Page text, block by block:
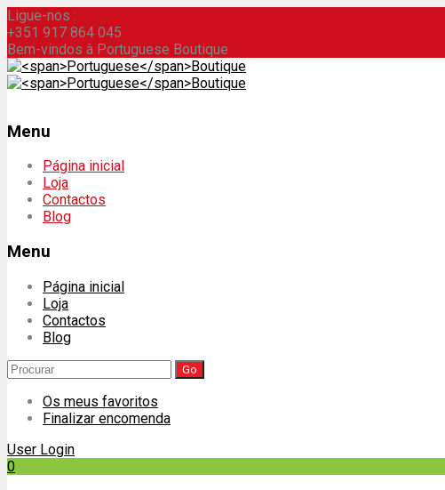
Ligue-nos :
+351 917 864 045
Bem-vindos à Portuguese Boutique
Menu
Skip
content
Página inicial
Loja
Contactos
Blog
Menu
Página inicial
Loja
Contactos
Blog
Search
for:
Os meus favoritos
Finalizar encomenda
User Login
0